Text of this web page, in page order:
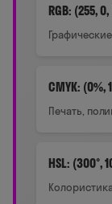
RGB: (255,
CMYK: (0%,
Печать,
HSL: (300°,